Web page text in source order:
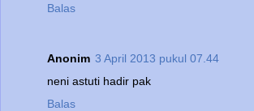
Balas
Anonim 3 April 2013 pukul 07.44
neni astuti hadir pak
Balas